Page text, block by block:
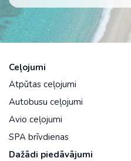
Ceļojumi
Atpūtas ceļojumi
Autobusu ceļojumi
Avio ceļojumi
SPA brīvdienas
Dažādi piedāvājumi